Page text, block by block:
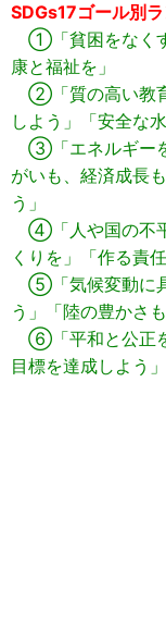
SDGs17ゴール別
①「貧困をなく
康と福祉を」
②「質の高い教
しよう」「安全な
③「エネルギー
がいも、経済成長
う」
④「人や国の不
くりを」「作る責
⑤「気候変動に
う」「陸の豊かさ
⑥「平和と公正
目標を達成しよう